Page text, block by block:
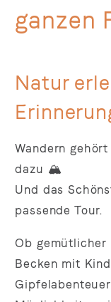
ganzen
Natur
Wandern
dazu 🏔️
Und das
passende Tour.
Ob gemütlicher
Becken mit